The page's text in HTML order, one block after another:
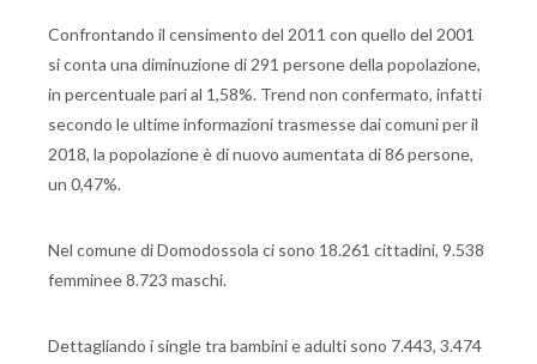
Confrontando il censimento del 2011 con quello del 2001
si conta una diminuzione di 291 persone della popolazione,
in percentuale pari al 1,58%. Trend non confermato, infatti
secondo le ultime informazioni trasmesse dai comuni per il
2018, la popolazione è di nuovo aumentata di 86 persone,
un 0,47%.
Nel comune di Domodossola ci sono 18.261 cittadini, 9.538
femminee 8.723 maschi.
Dettagliando i single tra bambini e adulti sono 7.443, 3.474